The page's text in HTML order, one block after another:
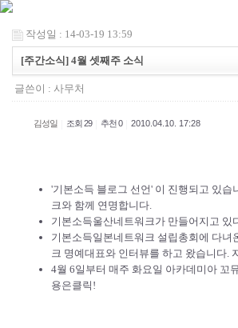
작성일 : 14-03-19 13:59
[주간소식] 4월 셋째주 소식
글쓴이 : 사무처
김성일 조회 29 추천 0 2010.04.10. 17:28
'기본소득 블로그 선언' 이 진행되고 있습
크와 함께 연명합니다.
기본소득울산네트워크가 만들어지고
기본소득일본네트워크 설립총회에 다녀
크 명예대표와 인터뷰를 하고 왔습니다.
4월 6일부터 매주 화요일 아카데미아 꼬
용은클릭!